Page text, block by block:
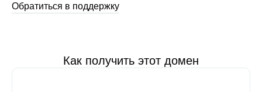
Обратиться в поддержку
Как получить этот домен